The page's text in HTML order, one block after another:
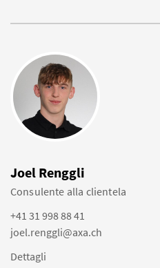
Joel Renggli
Consulente alla clientela
+41 31 998 88 41
joel.renggli@axa.ch
Dettagli